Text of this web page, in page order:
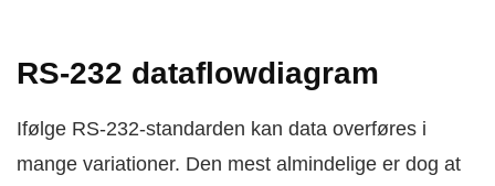
RS-232 dataflowdiagram
Ifølge RS-232-standarden kan data overføres i
mange variationer. Den mest almindelige er dog at